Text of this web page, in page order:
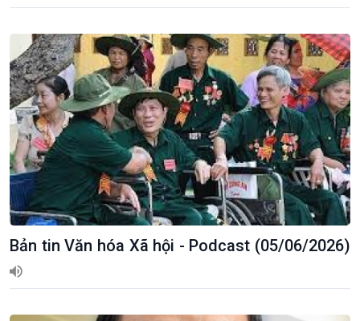
Bản tin Văn hóa Xã hội - Podcast (05/06/2026)